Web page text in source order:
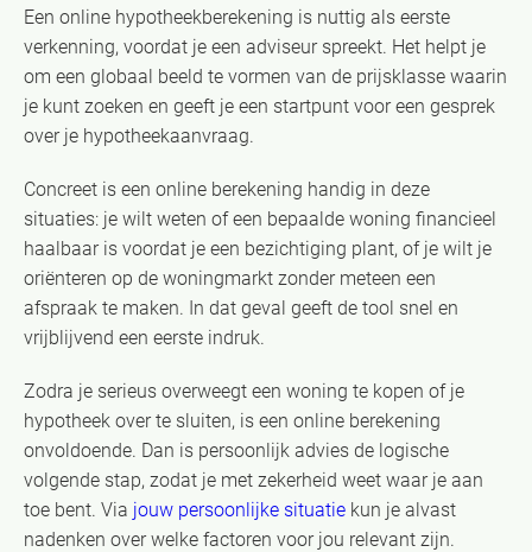
Een online hypotheekberekening is nuttig als eerste
verkenning, voordat je een adviseur spreekt. Het helpt je
om een globaal beeld te vormen van de prijsklasse waarin
je kunt zoeken en geeft je een startpunt voor een gesprek
over je hypotheekaanvraag.
Concreet is een online berekening handig in deze
situaties: je wilt weten of een bepaalde woning financieel
haalbaar is voordat je een bezichtiging plant, of je wilt je
oriënteren op de woningmarkt zonder meteen een
afspraak te maken. In dat geval geeft de tool snel en
vrijblijvend een eerste indruk.
Zodra je serieus overweegt een woning te kopen of je
hypotheek over te sluiten, is een online berekening
onvoldoende. Dan is persoonlijk advies de logische
volgende stap, zodat je met zekerheid weet waar je aan
toe bent. Via jouw persoonlijke situatie kun je alvast
nadenken over welke factoren voor jou relevant zijn.